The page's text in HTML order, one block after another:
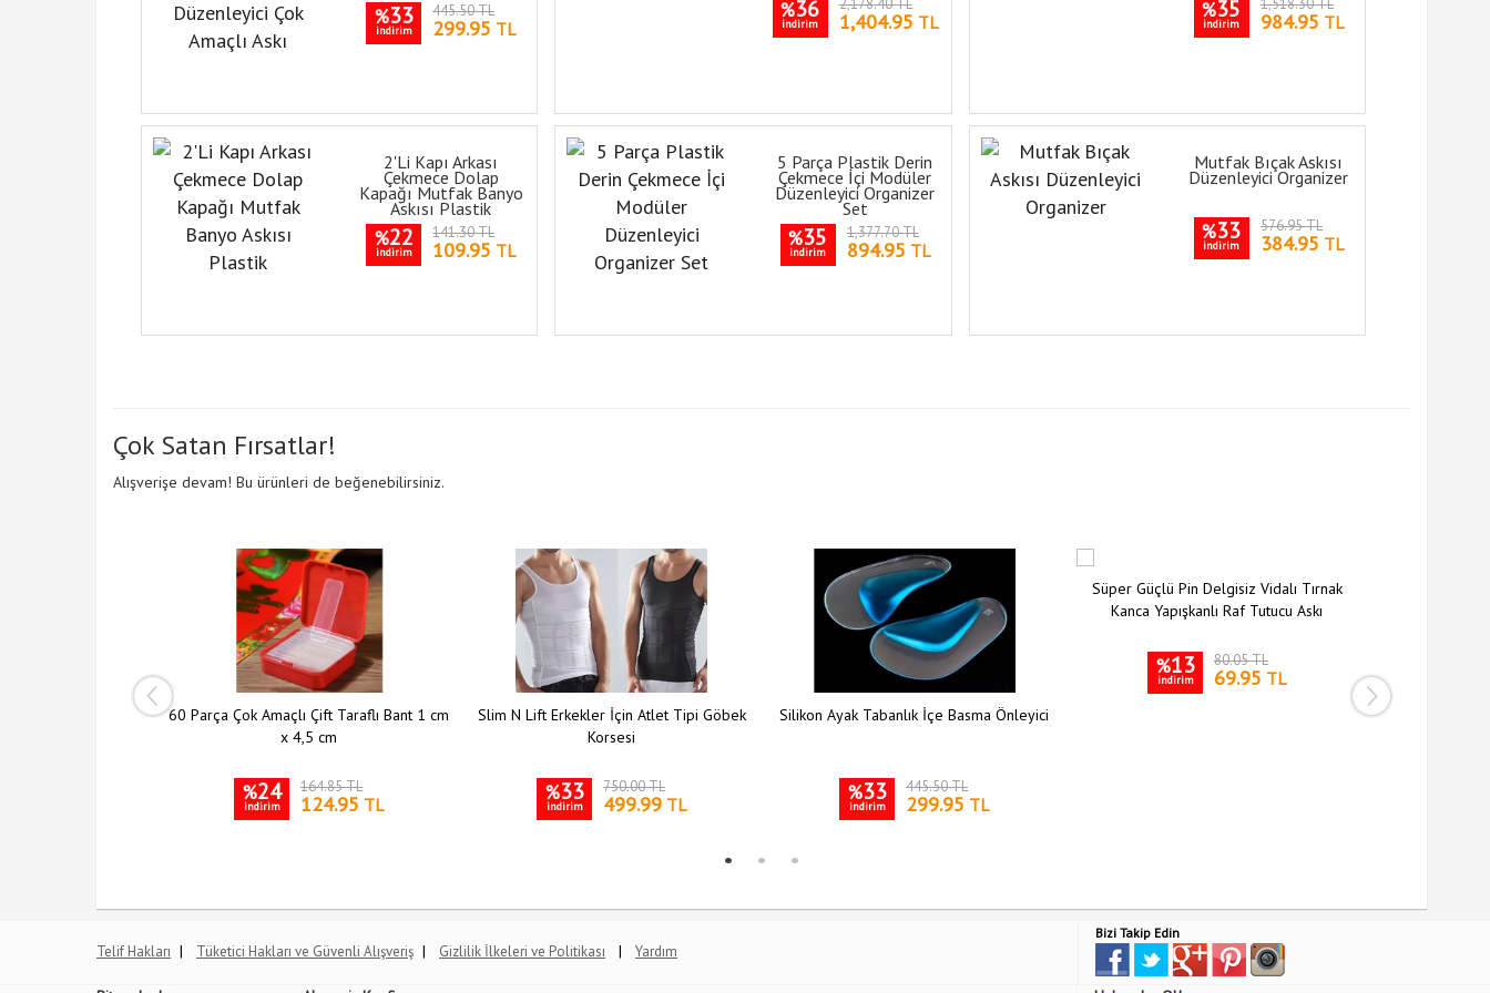
%33
indirim
445.50 TL
299.95 TL
%36
indirim
2,178.40 TL
1,404.95 TL %35
indirim
1,518.30 TL
984.95 TL
2'Li Kapı Arkası
Çekmece Dolap
Kapağı Mutfak Banyo
Askısı Plastik
%22
indirim
141.30 TL
109.95 TL
5 Parça Plastik Derin
Çekmece İçi Modüler
Düzenleyici Organizer
Set
%35
indirim
1,377.70 TL
894.95 TL
Mutfak Bıçak Askısı
Düzenleyici Organizer
%33
indirim
576.95 TL
384.95 TL
Çok Satan Fırsatlar!
Alışverişe devam! Bu ürünleri de beğenebilirsiniz.
Şeffaf Askı 5 li Set
60 Parça Çok Amaçlı Çift Taraflı Bant 1 cm
x 4,5 cm
%24
indirim
164.85 TL
124.95 TL
Slim N Lift Erkekler İçin Atlet Tipi Göbek
Korsesi
%33
indirim
750.00 TL
499.99 TL
Silikon Ayak Tabanlık İçe Basma Önleyici
%33
indirim
445.50 TL
299.95 TL
Süper Güçlü Pin Delgisiz Vidalı Tırnak
Kanca Yapışkanlı Raf Tutucu Askı
%13
indirim
80.05 TL
69.95 TL
Siyah Silikon
Telif Hakları | Tüketici Hakları ve Güvenli Alışveriş | Gizlilik İlkeleri ve Politikası | Yardım
Bizi Takip Edin